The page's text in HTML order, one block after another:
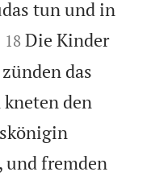
tun und in

18 Die Kinder
das
kneten den
und fremden